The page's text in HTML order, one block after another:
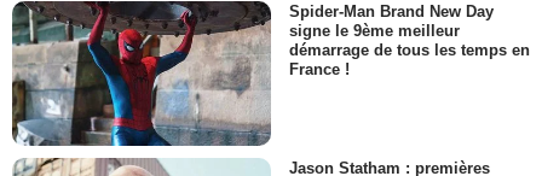
Spider-Man Brand New Day
signe le 9ème meilleur
démarrage de tous les temps en
France !
Jason Statham : premières